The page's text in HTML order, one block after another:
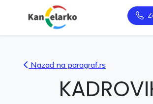
Nazad na paragraf.rs